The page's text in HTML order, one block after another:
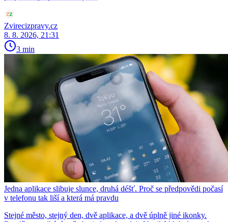
Zvirecizpravy.cz
8. 8. 2026, 21:31
3 min
Jedna aplikace slibuje slunce, druhá déšť. Proč se předpovědi počasí
v telefonu tak liší a která má pravdu
Stejné město, stejný den, dvě aplikace, a dvě úplně jiné ikonky.